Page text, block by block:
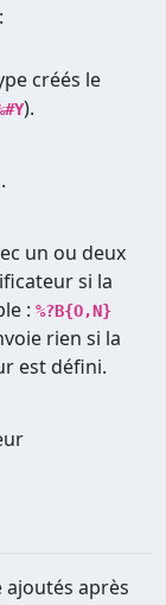
créés le
).
un ou deux
si la
: %?B{O,N}
rien si la
est défini.
après